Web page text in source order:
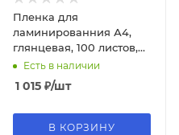
Пленка для
ламинированния А4,
глянцевая, 100 листов,
80 мк, AR-10182
Есть в наличии
1 015 ₽/шт
В КОРЗИНУ